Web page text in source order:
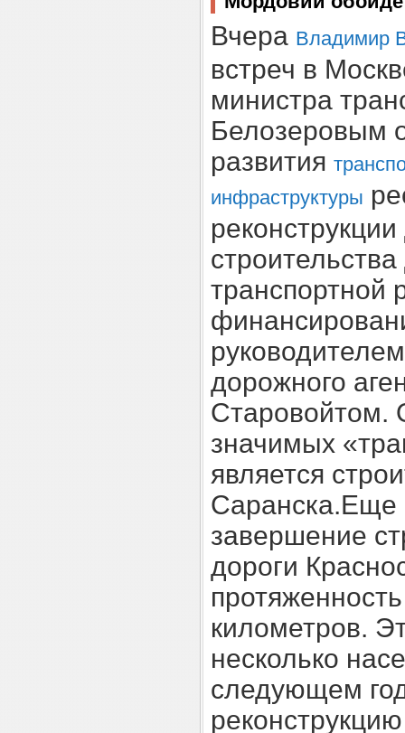
Вчера Владимир
встреч в
министра
Белозеровым
развития
инфраструктуры
транспортной
дорожного
Старовойтом.
значимых
является
Саранска.Еще
завершение
дороги
километров.
несколько
следующем